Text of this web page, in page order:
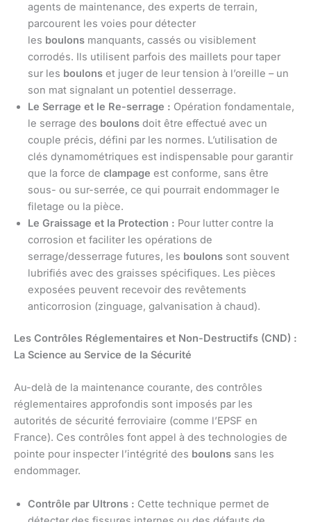
agents de maintenance, des experts de terrain,
parcourent les voies pour détecter
les boulons manquants, cassés ou visiblement
corrodés. Ils utilisent parfois des maillets pour taper
sur les boulons et juger de leur tension à l’oreille – un
son mat signalant un potentiel desserrage.
Le Serrage et le Re-serrage : Opération fondamentale,
le serrage des boulons doit être effectué avec un
couple précis, défini par les normes. L’utilisation de
clés dynamométriques est indispensable pour garantir
que la force de clampage est conforme, sans être
sous- ou sur-serrée, ce qui pourrait endommager le
filetage ou la pièce.
Le Graissage et la Protection : Pour lutter contre la
corrosion et faciliter les opérations de
serrage/desserrage futures, les boulons sont souvent
lubrifiés avec des graisses spécifiques. Les pièces
exposées peuvent recevoir des revêtements
anticorrosion (zinguage, galvanisation à chaud).
Les Contrôles Réglementaires et Non-Destructifs (CND) :
La Science au Service de la Sécurité
Au-delà de la maintenance courante, des contrôles
réglementaires approfondis sont imposés par les
autorités de sécurité ferroviaire (comme l’EPSF en
France). Ces contrôles font appel à des technologies de
pointe pour inspecter l’intégrité des boulons sans les
endommager.
Contrôle par Ultrons : Cette technique permet de